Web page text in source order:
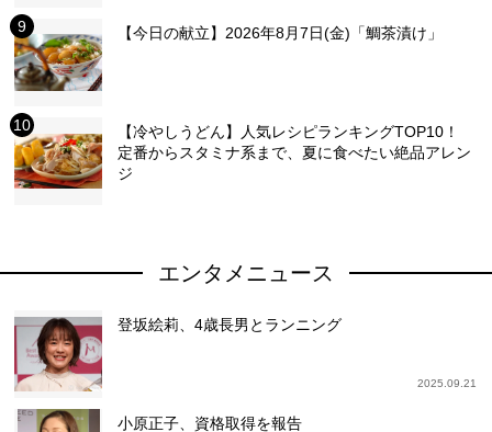
【今日の献立】2026年8月7日(金)「鯛茶漬け」
【冷やしうどん】人気レシピランキングTOP10！
定番からスタミナ系まで、夏に食べたい絶品アレン
ジ
エンタメニュース
登坂絵莉、4歳長男とランニング
2025.09.21
小原正子、資格取得を報告